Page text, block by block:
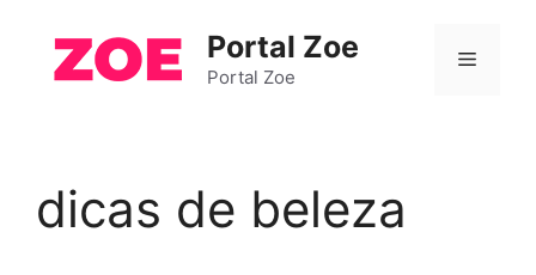
Portal Zoe
Portal Zoe
Menu
dicas de beleza